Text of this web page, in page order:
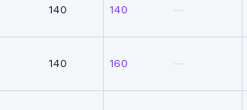
140 140
140 160
—
—